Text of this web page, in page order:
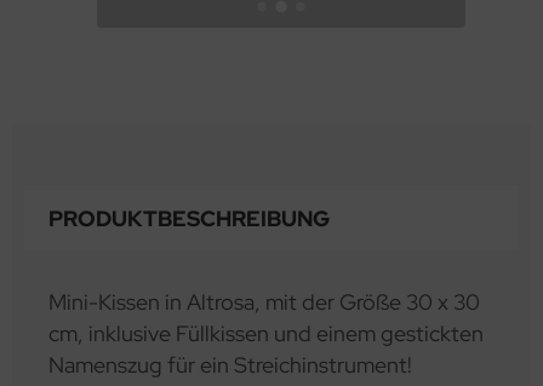
PRODUKTBESCHREIBUNG
Mini-Kissen in Altrosa, mit der Größe 30 x 30
cm, inklusive Füllkissen und einem gestickten
Namenszug für ein Streichinstrument!